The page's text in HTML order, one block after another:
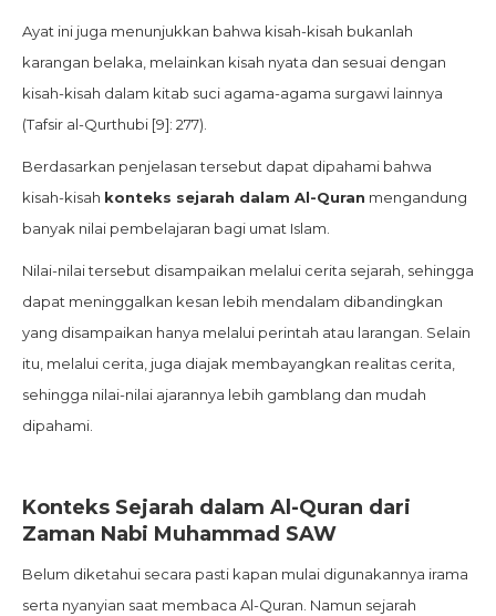
Ayat ini juga menunjukkan bahwa kisah-kisah bukanlah
karangan belaka, melainkan kisah nyata dan sesuai dengan
kisah-kisah dalam kitab suci agama-agama surgawi lainnya
(Tafsir al-Qurthubi [9]: 277).
Berdasarkan penjelasan tersebut dapat dipahami bahwa
kisah-kisah konteks sejarah dalam Al-Quran mengandung
banyak nilai pembelajaran bagi umat Islam.
Nilai-nilai tersebut disampaikan melalui cerita sejarah, sehingga
dapat meninggalkan kesan lebih mendalam dibandingkan
yang disampaikan hanya melalui perintah atau larangan. Selain
itu, melalui cerita, juga diajak membayangkan realitas cerita,
sehingga nilai-nilai ajarannya lebih gamblang dan mudah
dipahami.
Konteks Sejarah dalam Al-Quran dari
Zaman Nabi Muhammad SAW
Belum diketahui secara pasti kapan mulai digunakannya irama
serta nyanyian saat membaca Al-Quran. Namun sejarah